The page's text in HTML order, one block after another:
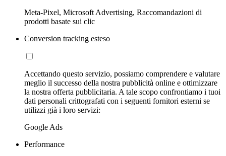
Meta-Pixel, Microsoft Advertising, Raccomandazioni di
prodotti basate sui clic
Conversion tracking esteso
Accettando questo servizio, possiamo comprendere e valutare
meglio il successo della nostra pubblicità online e ottimizzare
la nostra offerta pubblicitaria. A tale scopo confrontiamo i tuoi
dati personali crittografati con i seguenti fornitori esterni se
utilizzi già i loro servizi:
Google Ads
Performance